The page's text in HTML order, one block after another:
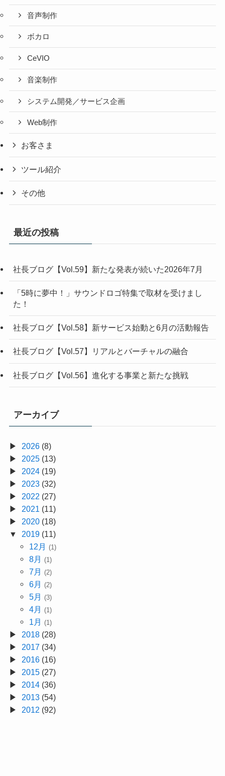
音声制作
ボカロ
CeVIO
音楽制作
システム開発／サービス企画
Web制作
お客さま
ツール紹介
その他
最近の投稿
社長ブログ【Vol.59】新たな発表が続いた2026年7月
「5時に夢中！」サウンドロゴ特集で取材を受けまし
た！
社長ブログ【Vol.58】新サービス始動と6月の活動報告
社長ブログ【Vol.57】リアルとバーチャルの融合
社長ブログ【Vol.56】進化する事業と新たな挑戦
アーカイブ
2026(8)
2025(13)
2024(19)
2023(32)
2022 (27)
2021 (11)
2020(18)
2019(11)
12月 (1)
8月 (1)
7月 (2)
6月 (2)
5月 (3)
4月 (1)
1月 (1)
2018(28)
2017 (34)
2016(16)
2015(27)
2014(36)
2013(54)
2012 (92)